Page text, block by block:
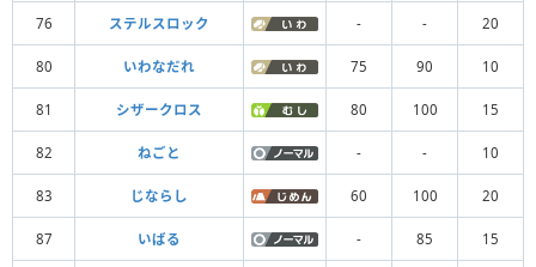
76 ステルスロック - - 20
80 いわなだれ 75 90 10
81 シザークロス 80 100 15
82 ねごと - - 10
83 じならし 60 100 20
87 いばる - 85 15